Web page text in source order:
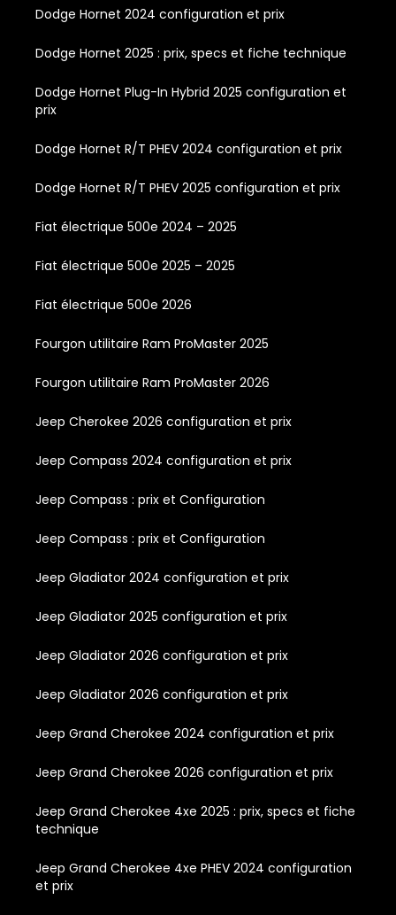
Dodge Hornet 2024 configuration et prix
Dodge Hornet 2025 : prix, specs et fiche technique
Dodge Hornet Plug-In Hybrid 2025 configuration et
prix
Dodge Hornet R/T PHEV 2024 configuration et prix
Dodge Hornet R/T PHEV 2025 configuration et prix
Fiat électrique 500e 2024 – 2025
Fiat électrique 500e 2025 – 2025
Fiat électrique 500e 2026
Fourgon utilitaire Ram ProMaster 2025
Fourgon utilitaire Ram ProMaster 2026
Jeep Cherokee 2026 configuration et prix
Jeep Compass 2024 configuration et prix
Jeep Compass : prix et Configuration
Jeep Compass : prix et Configuration
Jeep Gladiator 2024 configuration et prix
Jeep Gladiator 2025 configuration et prix
Jeep Gladiator 2026 configuration et prix
Jeep Gladiator 2026 configuration et prix
Jeep Grand Cherokee 2024 configuration et prix
Jeep Grand Cherokee 2026 configuration et prix
Jeep Grand Cherokee 4xe 2025 : prix, specs et fiche
technique
Jeep Grand Cherokee 4xe PHEV 2024 configuration
et prix